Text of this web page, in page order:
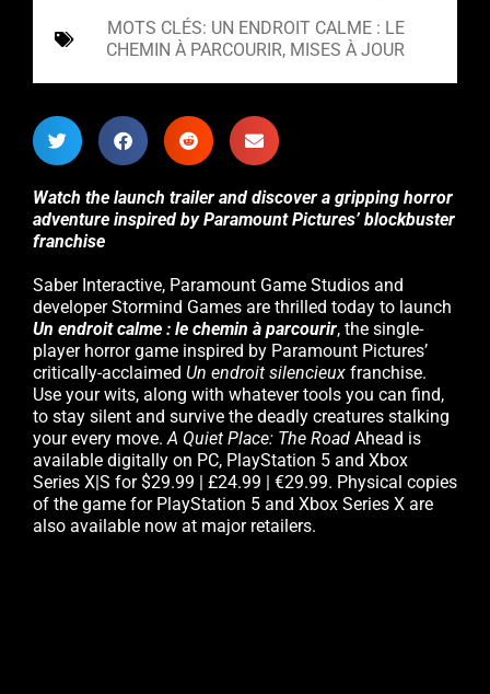
MOTS CLÉS: UN ENDROIT CALME : LE
CHEMIN À PARCOURIR, MISES À JOUR
Watch the launch trailer and discover a gripping horror
adventure inspired by Paramount Pictures’ blockbuster
franchise
Saber Interactive, Paramount Game Studios and
developer Stormind Games are thrilled today to launch
Un endroit calme : le chemin à parcourir, the single-
player horror game inspired by Paramount Pictures’
critically-acclaimed Un endroit silencieux franchise.
Use your wits, along with whatever tools you can find,
to stay silent and survive the deadly creatures stalking
your every move.A Quiet Place: The Road Ahead is
available digitally on PC, PlayStation 5 and Xbox
Series X|S for $29.99 | £24.99 | €29.99. Physical copies
of the game for PlayStation 5 and Xbox Series X are
also available now at major retailers.